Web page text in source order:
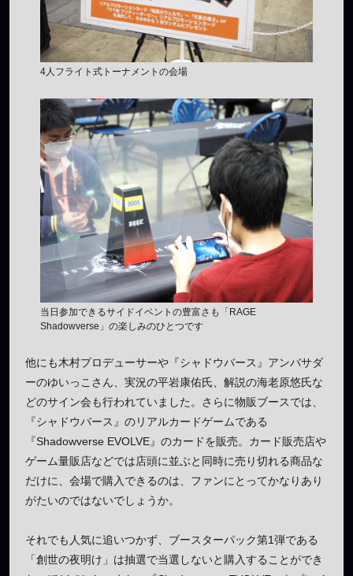
4人フライト式トーナメントの会場
当日参加できるサイドイベントの豊富さも「RAGE
Shadowverse」の楽しみのひとつです
他にも木村プロデューサーや『シャドウバース』アンバサダ
ーのゆいっこさん、実況の平岩康佑氏、解説の海老原悠氏な
どのサイン会も行われていました。さらに物販ブースでは、
『シャドウバース』のリアルカードゲームである
『Shadowverse EVOLVE』のカードを販売。カード販売店や
ゲーム量販店などでは店頭に並ぶと同時に売り切れる商品な
だけに、会場で購入できるのは、ファンにとってかなりあり
がたいのではないでしょうか。
それでも人気に追いつかず、ブースターパック第1弾である
「創世の夜明け」は抽選で当選しないと購入することができ